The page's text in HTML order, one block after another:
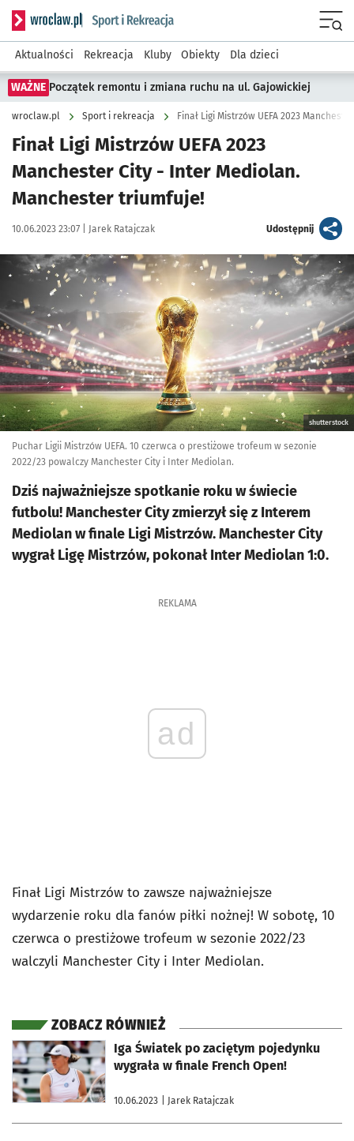
Serwis informacyjny wroclaw.pl podserwis: Sport i rekreacja
Aktualności Rekreacja Kluby Obiekty Dla dzieci
WAŻNE Początek remontu i zmiana ruchu na ul. Gajowickiej
wroclaw.pl Sport i rekreacja
Finał Ligi Mistrzów UEFA 2023
Manchester City - Inter Mediolan.
Manchester triumfuje!
Data publikacji:
10.06.2023 23:07 | Autor:
Jarek Ratajczak Udostępnijartykuł
Kliknij, aby powiększyć
shutterstock
Puchar Ligii Mistrzów UEFA. 10 czerwca o prestiżowe trofeum w sezonie
2022/23 powalczy Manchester City i Inter Mediolan.
Dziś najważniejsze spotkanie roku w świecie
futbolu! Manchester City zmierzył się z Interem
Mediolan w finale Ligi Mistrzów. Manchester City
wygrał Ligę Mistrzów, pokonał Inter Mediolan 1:0.
REKLAMA
ad
Finał Ligi Mistrzów to zawsze najważniejsze
wydarzenie roku dla fanów piłki nożnej! W sobotę, 10
czerwca o prestiżowe trofeum w sezonie 2022/23
walczyli Manchester City i Inter Mediolan.
ZOBACZ RÓWNIEŻ
Iga Światek po zaciętym pojedynku
wygrała w finale French Open!
10.06.2023 | Jarek Ratajczak
otworzy się w nowej karcie